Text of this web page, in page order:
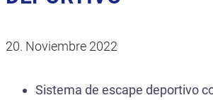
20. Noviembre 2022
Sistema de escape deportivo